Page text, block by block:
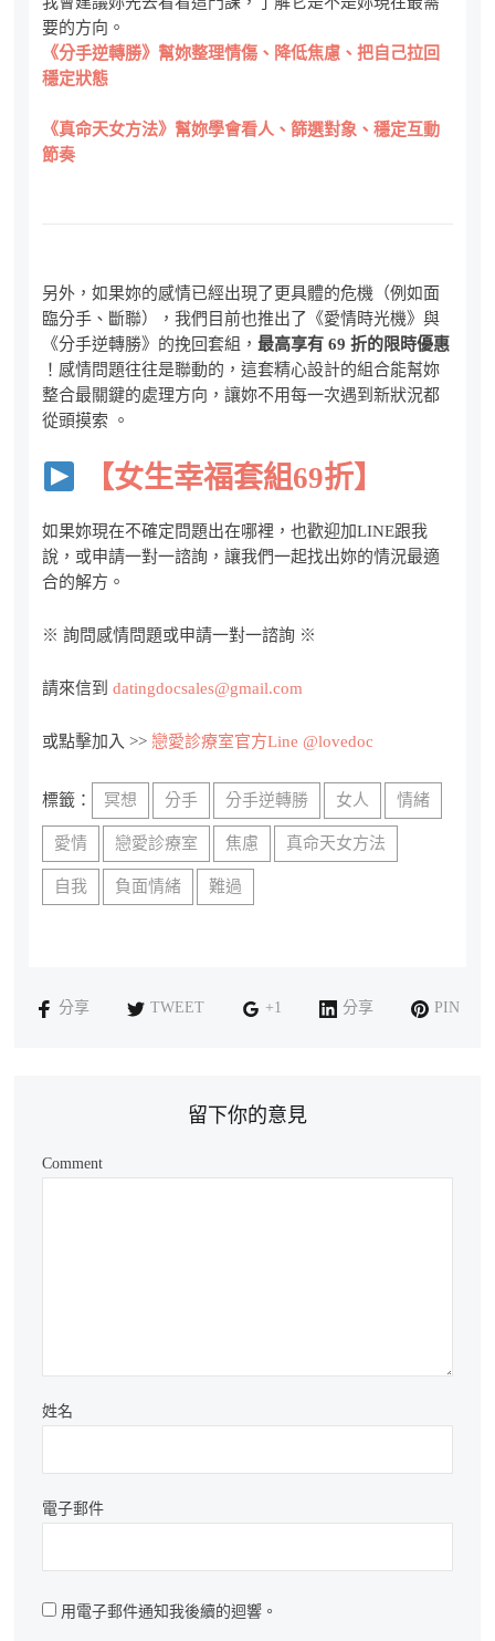
要的方向。
《分手逆轉勝》幫妳整理情傷、降低焦慮、把自己拉回
穩定狀態
《真命天女方法》幫妳學會看人、篩選對象、穩定互動
節奏
另外，如果妳的感情已經出現了更具體的危機（例如面
臨分手、斷聯），我們目前也推出了《愛情時光機》與
《分手逆轉勝》的挽回套組，最高享有 69 折的限時優惠
！感情問題往往是聯動的，這套精心設計的組合能幫妳
整合最關鍵的處理方向，讓妳不用每一次遇到新狀況都
從頭摸索 。
【女生幸福套組69折】
如果妳現在不確定問題出在哪裡，也歡迎加LINE跟我
說，或申請一對一諮詢，讓我們一起找出妳的情況最適
合的解方。
※ 詢問感情問題或申請一對一諮詢 ※
請來信到datingdocsales@gmail.com
或點擊加入 >>戀愛診療室官方Line @lovedoc
標籤： 冥想 分手 分手逆轉勝 女人 情緒
愛情 戀愛診療室 焦慮 真命天女方法
自我 負面情緒 難過
分享 TWEET +1 分享 PIN
留下你的意見
Comment
姓名
電子郵件
用電子郵件通知我後續的迴響。